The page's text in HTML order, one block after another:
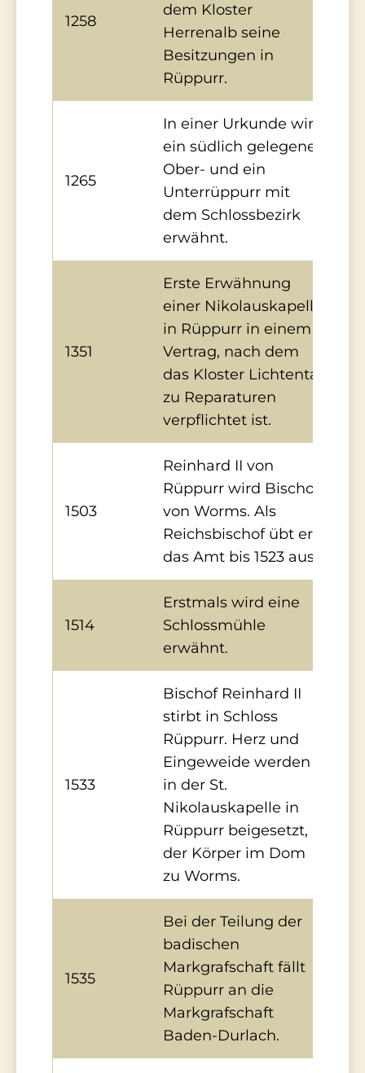
1258
dem Kloster
Herrenalb seine
Besitzungen in
Rüppurr.
1265
In einer Urkunde wird
ein südlich gelegenes
Ober- und ein
Unterrüppurr mit
dem Schlossbezirk
erwähnt.
1351
Erste Erwähnung
einer Nikolauskapelle
in Rüppurr in einem
Vertrag, nach dem
das Kloster Lichtental
zu Reparaturen
verpflichtet ist.
1503
Reinhard II von
Rüppurr wird Bischof
von Worms. Als
Reichsbischof übt er
das Amt bis 1523 aus.
1514
Erstmals wird eine
Schlossmühle
erwähnt.
1533
Bischof Reinhard II
stirbt in Schloss
Rüppurr. Herz und
Eingeweide werden
in der St.
Nikolauskapelle in
Rüppurr beigesetzt,
der Körper im Dom
zu Worms.
1535
Bei der Teilung der
badischen
Markgrafschaft fällt
Rüppurr an die
Markgrafschaft
Baden-Durlach.